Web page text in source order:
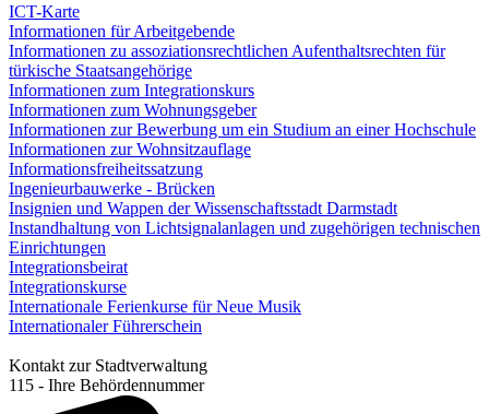
ICT-Karte
Informationen für Arbeitgebende
Informationen zu assoziationsrechtlichen Aufenthaltsrechten für
türkische Staatsangehörige
Informationen zum Integrationskurs
Informationen zum Wohnungsgeber
Informationen zur Bewerbung um ein Studium an einer Hochschule
Informationen zur Wohnsitzauflage
Informationsfreiheitssatzung
Ingenieurbauwerke - Brücken
Insignien und Wappen der Wissenschaftsstadt Darmstadt
Instandhaltung von Lichtsignalanlagen und zugehörigen technischen
Einrichtungen
Integrationsbeirat
Integrationskurse
Internationale Ferienkurse für Neue Musik
Internationaler Führerschein
Kontakt zur Stadtverwaltung
115 - Ihre Behördennummer